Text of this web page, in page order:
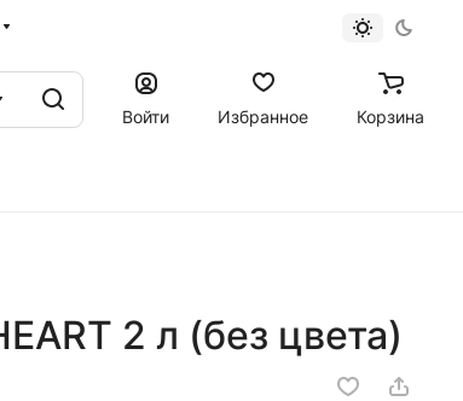
Войти
Избранное Корзина
2 л (без цвета)